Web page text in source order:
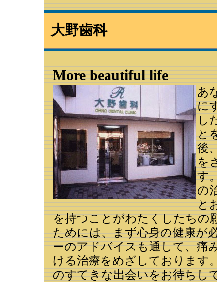
大野歯科
More beautiful life
あ
に
し
と
後
を
す
の
と
を持つことがわたくしたちの
ためには、まず心身の健康
ーのアドバイスも通して、痛
ける治療をめざしておりま
のすてきな出会いをお待ちし